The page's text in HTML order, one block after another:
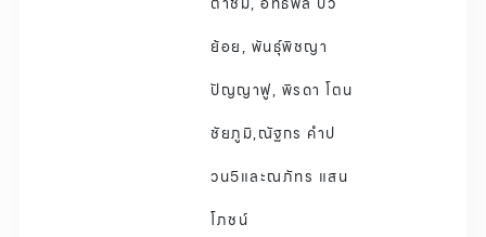
ย้อย, พันธุ์พิชญา
ปัญญาฟู, พิรดา โตน
ชัยภูมิ,ณัฐกร คําป
วน5และณภัทร แสน
โภชน์